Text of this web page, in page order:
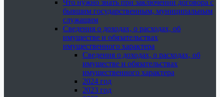
Что нужно знать при заключении договора с
бывшим государственным, муниципальным
служащим
Сведения о доходах, о расходах, об
имуществе и обязательствах
имущественного характера
Сведения о доходах, о расходах, об
имуществе и обязательствах
имущественного характера
2024 год
2023 год